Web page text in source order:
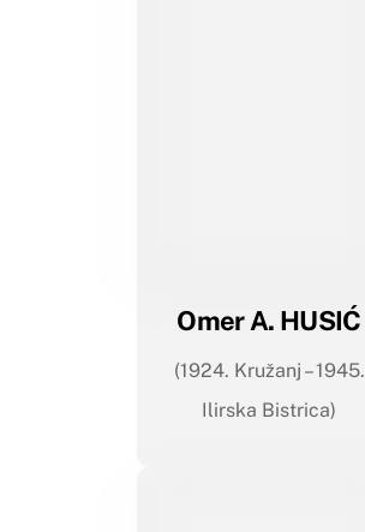
Omer A. HUSIĆ
(1924. Kružanj – 1945.
Ilirska Bistrica)